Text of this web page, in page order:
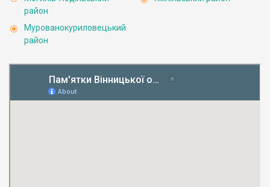
район
Мурованокуриловецький
район